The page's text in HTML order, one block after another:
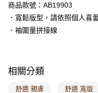
付款後7-11取貨
每筆NT$60，滿NT$1,000(
付款後門市自取
每筆NT$60，滿NT$1,000(
商品款號：AB19903
．寬鬆版型，請依照個人喜
．袖圍量拼接線
相關分類
舒適 親膚 舒適 寬版